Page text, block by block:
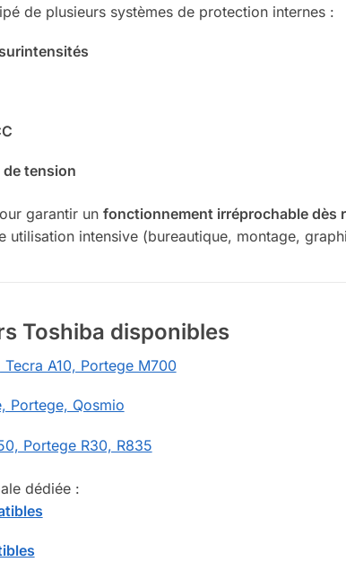
de plusieurs systèmes de protection internes :
tension
garantir un fonctionnement irréprochable dès
utilisation intensive (bureautique, montage,
Toshiba disponibles
A10, Portege M700
Portege, Qosmio
Portege R30, R835
dédiée :